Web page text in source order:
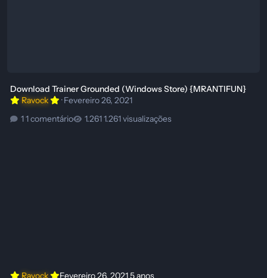
Download Trainer Grounded (Windows Store) {MRANTIFUN}
Ravock
·Fevereiro 26, 2021
1 comentário
1.261 visualizações
Ravock Fevereiro 26, 20215 anos